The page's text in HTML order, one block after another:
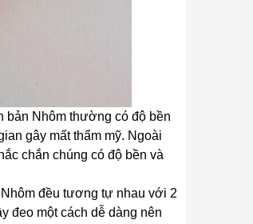
bản Nhôm thường có độ bền
gây mất thẩm mỹ. Ngoài
chắn chúng có độ bền và
đều tương tự nhau với 2
đeo một cách dễ dàng nên